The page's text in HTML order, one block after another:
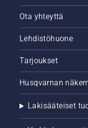
Ota yhteyttä
Lehdistöhuone
Tarjoukset
Husqvarnan
Lakisääteiset